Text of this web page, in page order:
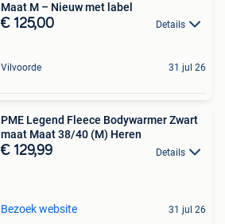
Maat M – Nieuw met label
€ 125,00 Details
Vilvoorde 31 jul 26
PME Legend Fleece Bodywarmer Zwart
maat Maat 38/40 (M) Heren
€ 129,99 Details
Bezoek website 31 jul 26